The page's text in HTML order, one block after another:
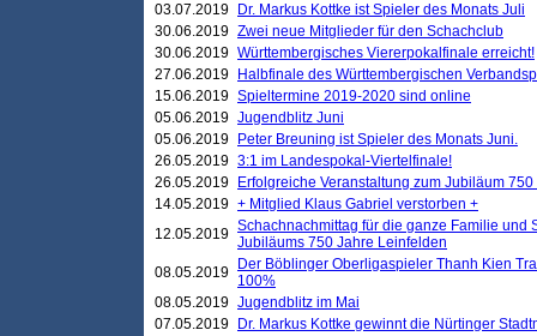
03.07.2019
Dr. Markus Kottke ist Spieler des Monats Juli
30.06.2019 Zwei neue Mitglieder für den Schachclub
30.06.2019 Württembergisches Viererpokalfinale erreicht!
27.06.2019
Halbfinale des Württembergischen
15.06.2019 Spieltermine 2019-2020 sind online
05.06.2019 Jugendblitz Juni
05.06.2019
Peter Breuning ist Spieler des Monats Juni.
26.05.2019 3:1 im Landespokal-Viertelfinale!
26.05.2019
Erfolgreiche Veranstaltung zum Jubiläum
14.05.2019 + Mitglied Klaus Gabriel verstorben +
12.05.2019 Schachnachmittag für die ganze Familie und
Jubiläums 750 Jahre Leinfelden
08.05.2019
Der Böblinger Oberligaspieler Thanh Kien
100%
08.05.2019 Jugendblitz im Mai
07.05.2019
Dr. Markus Kottke gewinnt die Nürtinger